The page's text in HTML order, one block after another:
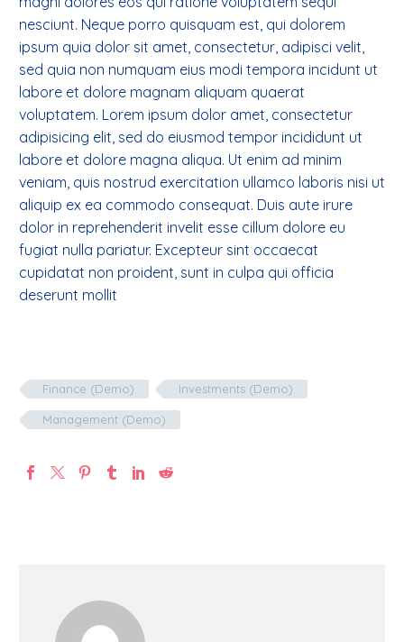
nesciunt. Neque porro quisquam est, qui dolorem
ipsum quia dolor sit amet, consectetur, adipisci velit,
sed quia non numquam eius modi tempora incidunt ut
labore et dolore magnam aliquam quaerat
voluptatem. Lorem ipsum dolor amet, consectetur
adipisicing elit, sed do eiusmod tempor incididunt ut
labore et dolore magna aliqua. Ut enim ad minim
veniam, quis nostrud exercitation ullamco laboris nisi ut
aliquip ex ea commodo consequat. Duis aute irure
dolor in reprehenderit invelit esse cillum dolore eu
fugiat nulla pariatur. Excepteur sint occaecat
cupidatat non proident, sunt in culpa qui officia
deserunt mollit
Finance (Demo) Investments (Demo)
Management (Demo)